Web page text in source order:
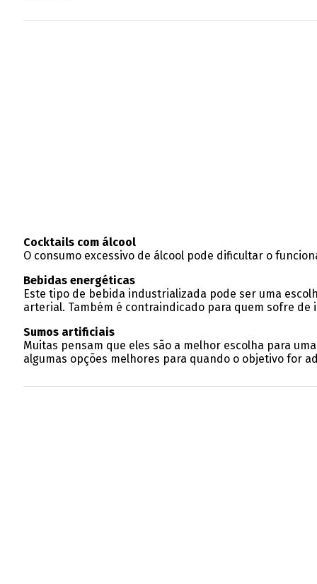
Cocktails com álcool
O consumo excessivo de álcool pode dificultar o
Bebidas energéticas
Este tipo de bebida industrializada pode ser uma
arterial. Também é contraindicado para quem sofre de
Sumos artificiais
Muitas pensam que eles são a melhor escolha para
algumas opções melhores para quando o objetivo for